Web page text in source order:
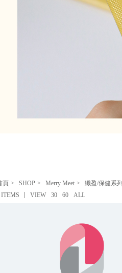
頁 SHOP Merry Meet
纖盈/保健系列
ITEMS
VIEW 30 60 ALL